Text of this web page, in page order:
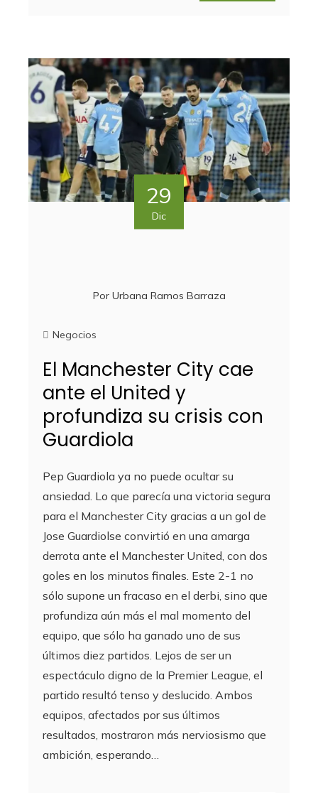
29
Dic
Por Urbana Ramos Barraza
Negocios
El Manchester City cae
ante el United y
profundiza su crisis con
Guardiola
Pep Guardiola ya no puede ocultar su
ansiedad. Lo que parecía una victoria segura
para el Manchester City gracias a un gol de
Jose Guardiolse convirtió en una amarga
derrota ante el Manchester United, con dos
goles en los minutos finales. Este 2-1 no
sólo supone un fracaso en el derbi, sino que
profundiza aún más el mal momento del
equipo, que sólo ha ganado uno de sus
últimos diez partidos. Lejos de ser un
espectáculo digno de la Premier League, el
partido resultó tenso y deslucido. Ambos
equipos, afectados por sus últimos
resultados, mostraron más nerviosismo que
ambición, esperando…